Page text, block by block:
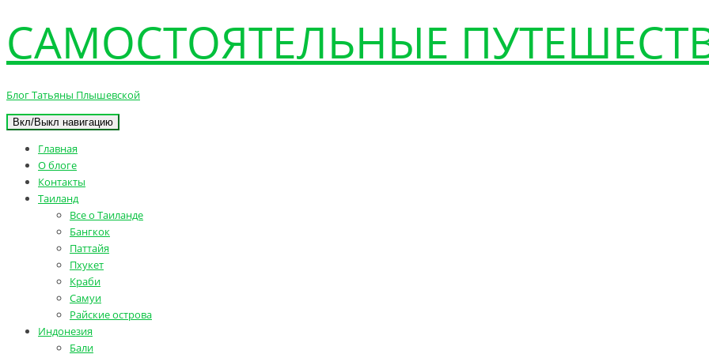
САМОСТОЯТЕЛЬНЫЕ
Блог Татьяны Плышевской
Вкл/Выкл навигацию
Главная
О блоге
Контакты
Таиланд
Все о Таиланде
Бангкок
Паттайя
Пхукет
Краби
Самуи
Райские острова
Индонезия
Бали